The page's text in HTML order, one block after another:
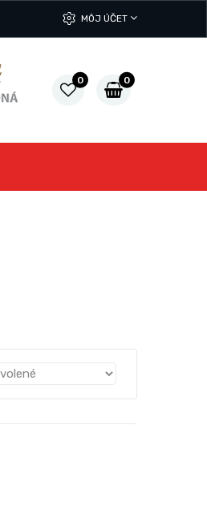
MÔJ ÚČET
0 0